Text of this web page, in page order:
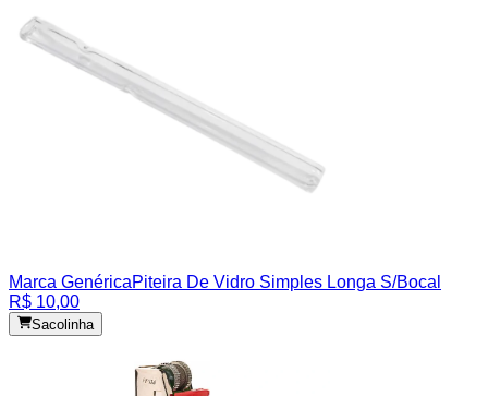
Marca GenéricaPiteira De Vidro Simples Longa S/Bocal
R$ 10,00
Sacolinha